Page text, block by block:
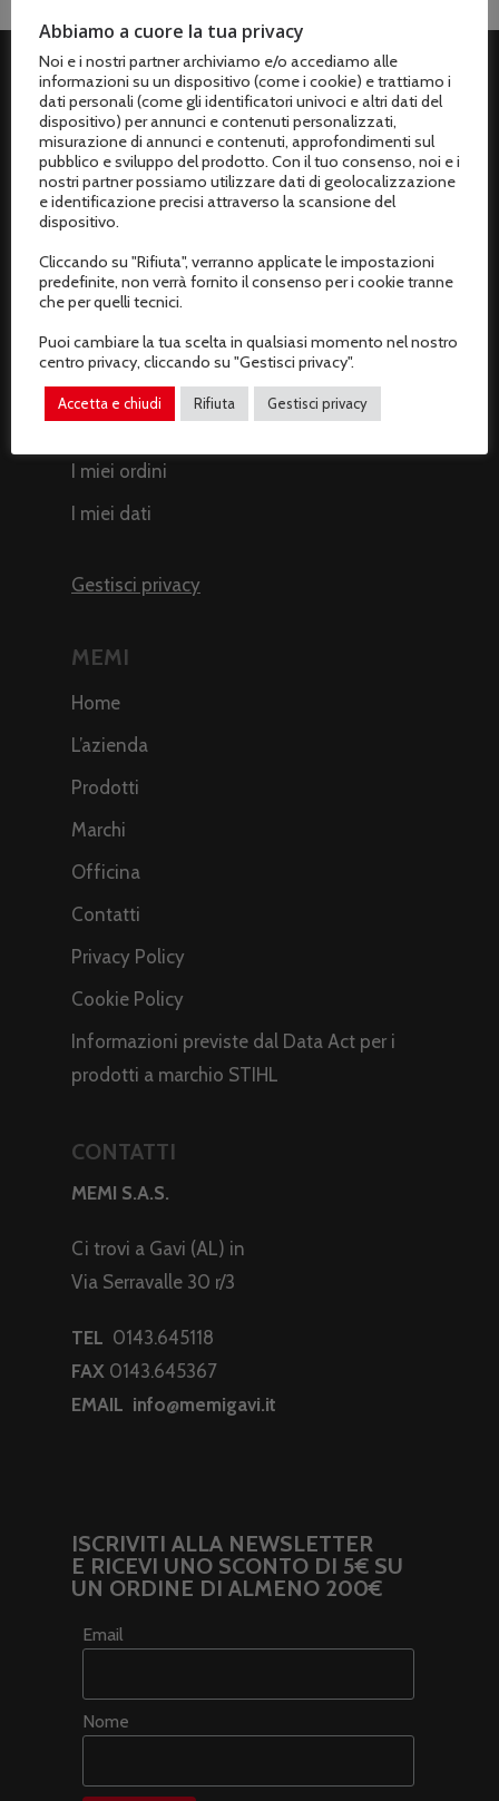
ASSISTENZA CLIENTI
Spedizioni
Metodi di pagamento
Termini e condizioni di vendita
Resi e rimborsi
Recesso dal contratto
AREA CLIENTI
I miei ordini
I miei dati
Gestisci privacy
MEMI
Home
L’azienda
Prodotti
Marchi
Officina
Contatti
Privacy Policy
Cookie Policy
Informazioni previste dal Data Act per i
prodotti a marchio STIHL
CONTATTI
MEMI S.A.S.
Ci trovi a Gavi (AL) in
Via Serravalle 30 r/3
TEL 0143.645118
FAX 0143.645367
EMAIL info@memigavi.it
ISCRIVITI ALLA NEWSLETTER
E RICEVI UNO SCONTO DI 5€ SU
UN ORDINE DI ALMENO 200€
Email
Nome
Abbiamo a cuore la tua privacy
Noi e i nostri partner archiviamo e/o accediamo alle
informazioni su un dispositivo (come i cookie) e trattiamo i
dati personali (come gli identificatori univoci e altri dati del
dispositivo) per annunci e contenuti personalizzati,
misurazione di annunci e contenuti, approfondimenti sul
pubblico e sviluppo del prodotto. Con il tuo consenso, noi e i
nostri partner possiamo utilizzare dati di geolocalizzazione
e identificazione precisi attraverso la scansione del
dispositivo.
Cliccando su "Rifiuta", verranno applicate le impostazioni
predefinite, non verrà fornito il consenso per i cookie tranne
che per quelli tecnici.
Puoi cambiare la tua scelta in qualsiasi momento nel nostro
centro privacy, cliccando su "Gestisci privacy".
Accetta e chiudi Rifiuta Gestisci privacy